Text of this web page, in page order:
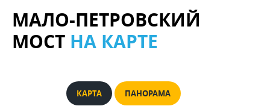
МАЛО-ПЕТРОВСКИЙ
МОСТ НА КАРТЕ
КАРТА ПАНОРАМА